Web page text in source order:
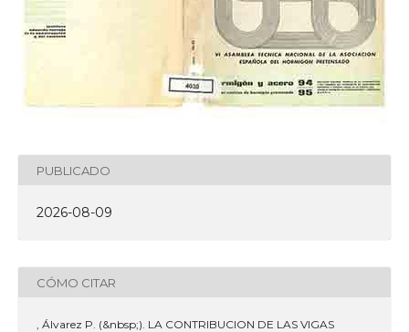
PUBLICADO
2026-08-09
CÓMO CITAR
, Álvarez P. (&nbsp;). LA CONTRIBUCION DE LAS VIGAS